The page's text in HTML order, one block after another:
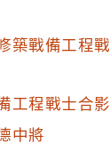
築戰備工程戰
工程戰士合影
中將